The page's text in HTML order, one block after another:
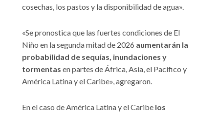
cosechas, los pastos y la disponibilidad de agua».
«Se pronostica que las fuertes condiciones de El
Niño en la segunda mitad de 2026 aumentarán la
probabilidad de sequías, inundaciones y
tormentas en partes de África, Asia, el Pacífico y
América Latina y el Caribe», agregaron.
En el caso de América Latina y el Caribe los